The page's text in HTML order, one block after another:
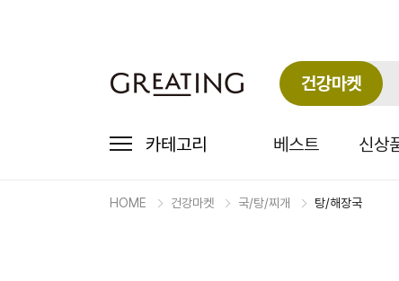
건강마켓
카테고리 베스트 신상
HOME 건강마켓 국/탕/찌개 탕/해장국